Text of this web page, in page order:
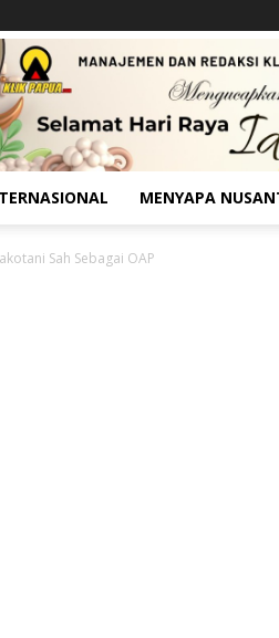
MENYAPA
Sah Sebagai OAP